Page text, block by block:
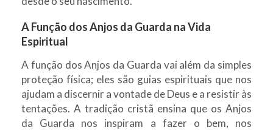
A Função dos Anjos da Guarda na Vida
Espiritual
A função dos Anjos da Guarda vai além da simples
proteção física; eles são guias espirituais que nos
ajudam a discernir a vontade de Deus e a resistir às
tentações. A tradição cristã ensina que os Anjos
da Guarda nos inspiram a fazer o bem, nos